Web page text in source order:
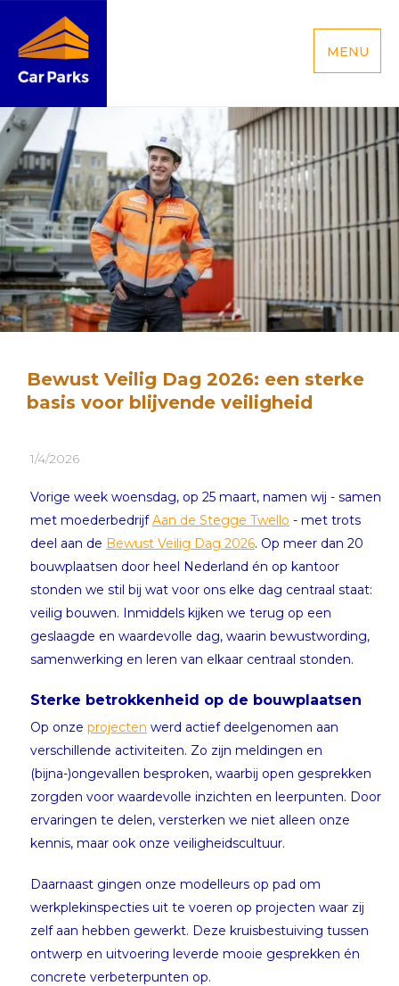
MENU
Bewust Veilig Dag 2026: een sterke
basis voor blijvende veiligheid
1/4/2026
Vorige week woensdag, op 25 maart, namen wij - samen
met moederbedrijfAan de Stegge Twello - met trots
deel aan de Bewust Veilig Dag 2026. Op meer dan 20
bouwplaatsen door heel Nederland én op kantoor
stonden we stil bij wat voor ons elke dag centraal staat:
veilig bouwen. Inmiddels kijken we terug op een
geslaagde en waardevolle dag, waarin bewustwording,
samenwerking en leren van elkaar centraal stonden.
Sterke betrokkenheid op de bouwplaatsen
Op onze projecten werd actief deelgenomen aan
verschillende activiteiten. Zo zijn meldingen en
(bijna-)ongevallen besproken, waarbij open gesprekken
zorgden voor waardevolle inzichten en leerpunten. Door
ervaringen te delen, versterken we niet alleen onze
kennis, maar ook onze veiligheidscultuur.
Daarnaast gingen onze modelleurs op pad om
werkplekinspecties uit te voeren op projecten waar zij
zelf aan hebben gewerkt. Deze kruisbestuiving tussen
ontwerp en uitvoering leverde mooie gesprekken én
concrete verbeterpunten op.